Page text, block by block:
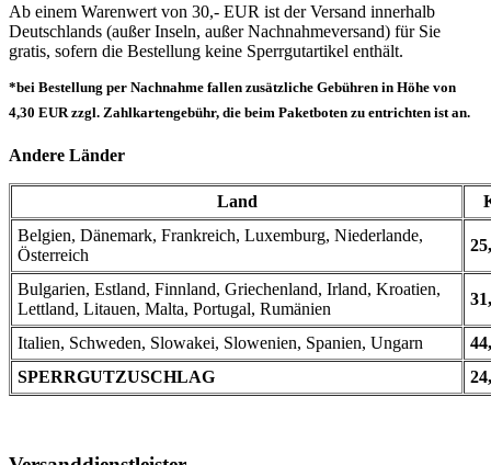
Ab einem Warenwert von 30,- EUR ist der Versand innerhalb
Deutschlands (außer Inseln, außer Nachnahmeversand) für Sie
gratis, sofern die Bestellung keine Sperrgutartikel enthält.
*bei Bestellung per Nachnahme fallen zusätzliche Gebühren in Höhe von
4,30 EUR zzgl. Zahlkartengebühr, die beim Paketboten zu entrichten ist an.
Andere Länder
Land
Belgien, Dänemark, Frankreich, Luxemburg, Niederlande,
Österreich
Bulgarien, Estland, Finnland, Griechenland, Irland, Kroatien,
Lettland, Litauen, Malta, Portugal, Rumänien
Italien, Schweden, Slowakei, Slowenien, Spanien, Ungarn
SPERRGUTZUSCHLAG